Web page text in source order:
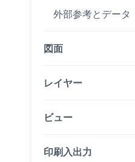
外部参考とデータ
図面
レイヤー
ビュー
印刷入出力